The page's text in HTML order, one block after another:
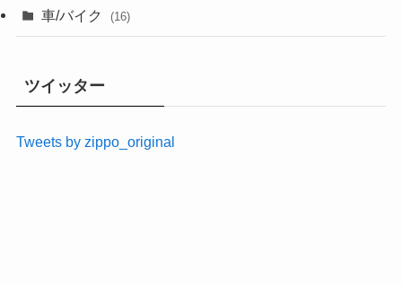
車/バイク (16)
ツイッター
Tweets by zippo_original